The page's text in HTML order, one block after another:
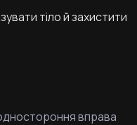
тіло й захистити
вправа